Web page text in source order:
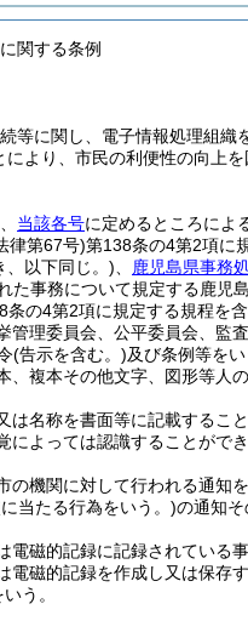
関する条例
等に関し、電子情報処理組
より、市民の利便性の向上
当該各号に定めるところによ
律第67号)第138条の4第2項に
、以下同じ。) 鹿児島県事務
た事務について規定する鹿児
条の4第2項に規定する規程を
理委員会、公平委員会、監
(告示を含む。)及び条例等を
複本その他文字、図形等人
名称を書面等に記載すること
よっては認識することがで
機関に対して行われる通知を
当たる行為をいう。)の通知
磁的記録に記録されている
磁的記録を作成し又は保存す
う。